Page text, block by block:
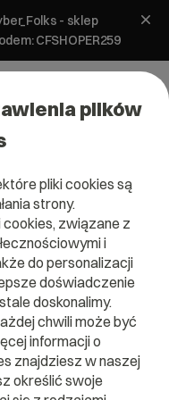
- sklep
CFSHOPER259
dokładnie jestSRE
plików
pliki cookies są
strony.
związane z
i
do personalizacji
doświadczenie
doskonalimy.
chwili może być
informacji o
znajdziesz w naszej
określić swoje